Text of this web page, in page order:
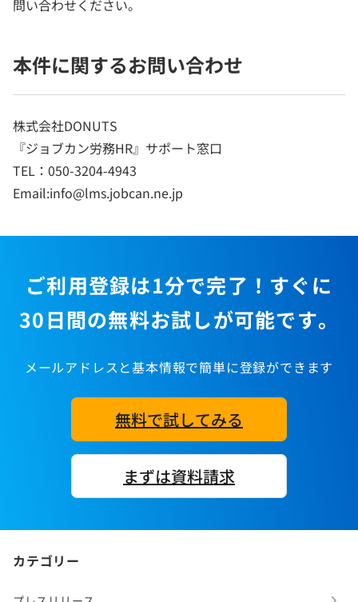
問い合わせください。
本件に関するお問い合わせ
株式会社DONUTS
『ジョブカン労務HR』サポート窓口
TEL：050-3204-4943
Email:info@lms.jobcan.ne.jp
ご利用登録は1分で完了！すぐに
30日間の無料お試しが可能です。
メールアドレスと基本情報で簡単に登録ができます
無料で試してみる
まずは資料請求
カテゴリー